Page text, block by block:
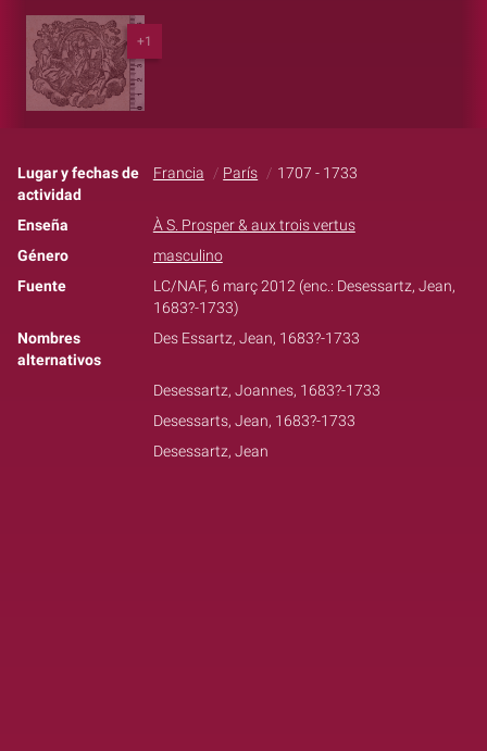
+1
Lugar y fechas de
actividad
Francia París 1707 - 1733
Enseña
À S. Prosper & aux trois vertus
Género
masculino
Fuente
LC/NAF, 6 març 2012 (enc.: Desessartz, Jean,
1683?-1733)
Nombres
alternativos
Des Essartz, Jean, 1683?-1733
Desessartz, Joannes, 1683?-1733
Desessarts, Jean, 1683?-1733
Desessartz, Jean